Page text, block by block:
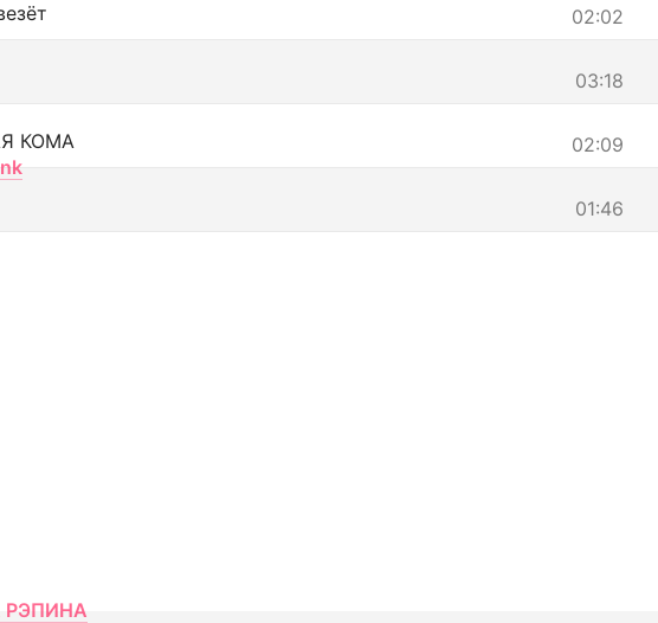
02:02
03:18
02:09
КОМА
01:46
РЭПИНА